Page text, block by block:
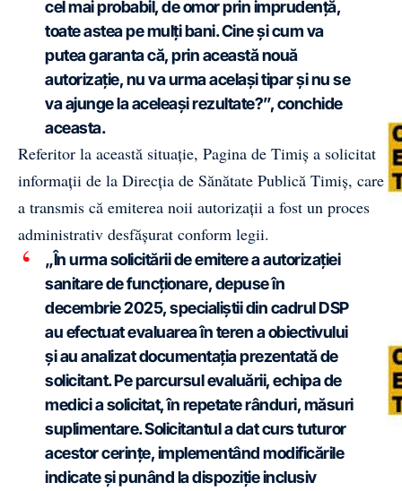
cel mai probabil, de omor prin imprudență,
toate astea pe mulți bani. Cine și cum va
putea garanta că, prin această nouă
autorizație, nu va urma același tipar și nu se
va ajunge la aceleași rezultate?”, conchide
aceasta.
Referitor la această situație, Pagina de Timiș a solicitat
informații de la Direcția de Sănătate Publică Timiș, care
a transmis că emiterea noii autorizații a fost un proces
administrativ desfășurat conform legii.
„În urma solicitării de emitere a autorizației
sanitare de funcționare, depuse în
decembrie 2025, specialiștii din cadrul DSP
au efectuat evaluarea în teren a obiectivului
și au analizat documentația prezentată de
solicitant. Pe parcursul evaluării, echipa de
medici a solicitat, în repetate rânduri, măsuri
suplimentare. Solicitantul a dat curs tuturor
acestor cerințe, implementând modificările
indicate și punând la dispoziție inclusiv